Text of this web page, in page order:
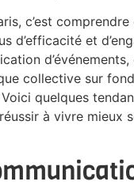
c’est
et
collective sur
quelques
à vivre mieux